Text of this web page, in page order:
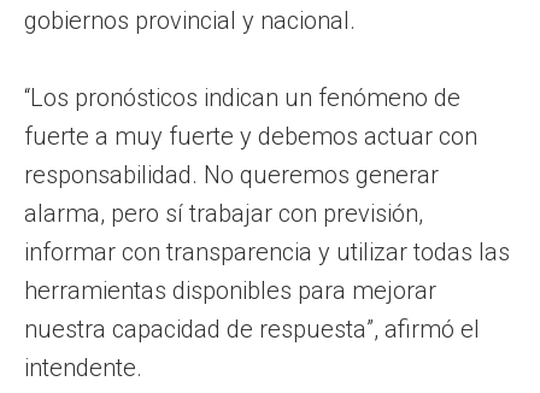
gobiernos provincial y nacional.
“Los pronósticos indican un fenómeno de
fuerte a muy fuerte y debemos actuar con
responsabilidad. No queremos generar
alarma, pero sí trabajar con previsión,
informar con transparencia y utilizar todas las
herramientas disponibles para mejorar
nuestra capacidad de respuesta”, afirmó el
intendente.